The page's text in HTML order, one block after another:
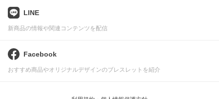
LINE
新商品の情報や関連コンテンツを配信
Facebook
おすすめ商品やオリジナルデザインのブレスレットを紹介